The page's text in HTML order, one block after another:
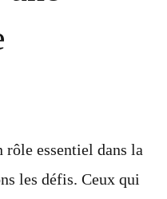
rôle essentiel dans la
les défis. Ceux qui